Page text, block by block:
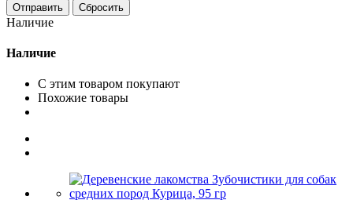
Сбросить
Наличие
Наличие
С этим товаром покупают
Похожие товары